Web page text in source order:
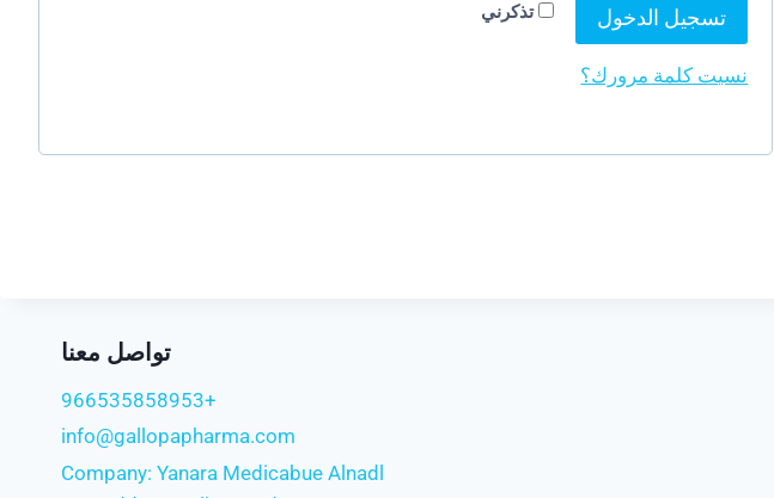
تذكرني تسجيل الدخول
نسيت كلمة مرورك؟
تواصل معنا
+966535858953
info@gallopapharma.com
Company: Yanara Medicabue Alnadl